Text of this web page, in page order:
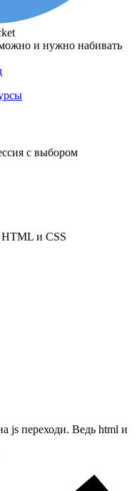
и нужно набивать
с выбором
HTML и CSS
js переходи. Ведь html и